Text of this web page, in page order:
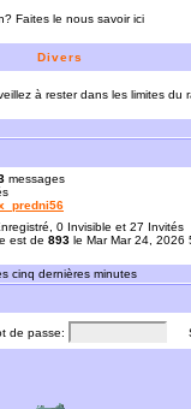
Faites le nous savoir ici
Divers
à rester dans les limites du
messages
0 Invisible et 27
est de 893 le Mar Mar 24, 2026
cinq dernières minutes
de passe: